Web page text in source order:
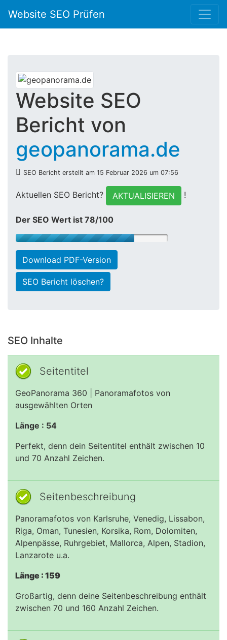
Website SEO Prüfen
Website SEO
Bericht von
geopanorama.de
SEO Bericht erstellt am 15 Februar 2026 um 07:56
Aktuellen SEO Bericht? AKTUALISIEREN !
Der SEO Wert ist 78/100
Download PDF-Version
SEO Bericht löschen?
SEO Inhalte
Seitentitel
GeoPanorama 360 | Panoramafotos von
ausgewählten Orten
Länge : 54
Perfekt, denn dein Seitentitel enthält zwischen 10
und 70 Anzahl Zeichen.
Seitenbeschreibung
Panoramafotos von Karlsruhe, Venedig, Lissabon,
Riga, Oman, Tunesien, Korsika, Rom, Dolomiten,
Alpenpässe, Ruhrgebiet, Mallorca, Alpen, Stadion,
Lanzarote u.a.
Länge : 159
Großartig, denn deine Seitenbeschreibung enthält
zwischen 70 und 160 Anzahl Zeichen.